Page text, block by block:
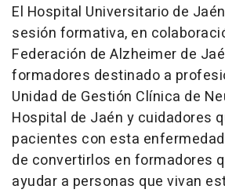
El Hospital Universitario de
sesión formativa, en
Federación de Alzheimer de
formadores destinado a
Unidad de Gestión Clínica de
Hospital de Jaén y cuidadores
pacientes con esta
de convertirlos en formadores
ayudar a personas que vivan